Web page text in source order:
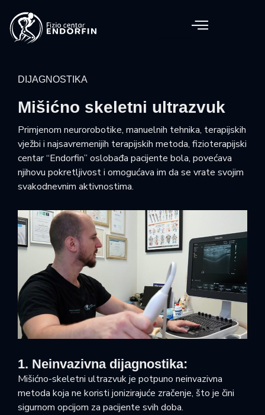
DIJAGNOSTIKA
Mišićno skeletni ultrazvuk
Primjenom neurorobotike, manuelnih tehnika, terapijskih
vježbi i najsavremenijih terapijskih metoda, fizioterapijski
centar “Endorfin” oslobađa pacijente bola, povećava
njihovu pokretljivost i omogućava im da se vrate svojim
svakodnevnim aktivnostima.
1. Neinvazivna dijagnostika:
Mišićno-skeletni ultrazvuk je potpuno neinvazivna
metoda koja ne koristi jonizirajuće zračenje, što je čini
sigurnom opcijom za pacijente svih doba.